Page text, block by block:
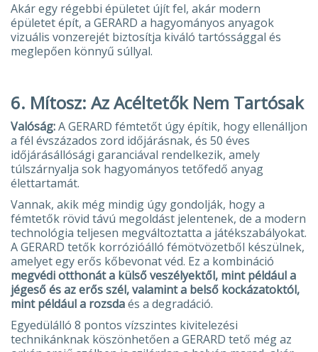
Akár egy régebbi épületet újít fel, akár modern
épületet épít, a GERARD a hagyományos anyagok
vizuális vonzerejét biztosítja kiváló tartóssággal és
meglepően könnyű súllyal.
6. Mítosz: Az Acéltetők Nem Tartósak
Valóság:A GERARD fémtetőt úgy építik, hogy ellenálljon
a fél évszázados zord időjárásnak, és 50 éves
időjárásállósági garanciával rendelkezik, amely
túlszárnyalja sok hagyományos tetőfedő anyag
élettartamát.
Vannak, akik még mindig úgy gondolják, hogy a
fémtetők rövid távú megoldást jelentenek, de a modern
technológia teljesen megváltoztatta a játékszabályokat.
A GERARD tetők korrózióálló fémötvözetből készülnek,
amelyet egy erős kőbevonat véd. Ez a kombináció
megvédi otthonát a külső veszélyektől, mint például a
jégeső és az erős szél, valamint a belső kockázatoktól,
mint például a rozsdaés a degradáció.
Egyedülálló 8 pontos vízszintes kivitelezési
technikánknak köszönhetően a GERARD tető még az